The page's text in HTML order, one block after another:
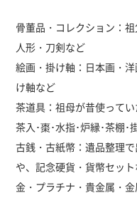
骨董品・コレクション：
人形・刀剣など
絵画・掛け軸：日本画・
け軸など
茶道具：祖母が昔使って
茶入･棗･水指･炉縁･茶棚･
古銭・古紙幣：遺品整理
や、記念硬貨・貨幣セッ
金・プラチナ・貴金属・